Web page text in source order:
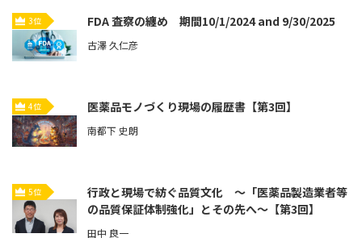
3位 FDA 査察の纏め 期間10/1/2024 and 9/30/2025
古澤 久仁彦
4位 医薬品モノづくり現場の履歴書【第3回】
南都下 史朗
5位
行政と現場で紡ぐ品質文化 ～「医薬品製造業者等
の品質保証体制強化」とその先へ～【第3回】
田中 良一